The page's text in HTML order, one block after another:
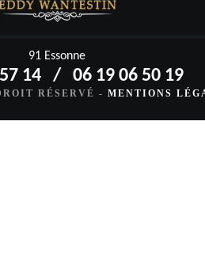
91 Essonne
14 / 06 19 06 50 19
RÉSERVÉ - MENTIONS